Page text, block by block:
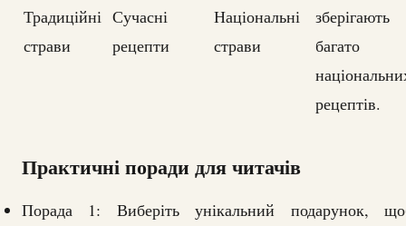
Традиційні
страви
Сучасні
рецепти
Національні
страви
зберігають
багато
рецептів.
Практичні поради для читачів
Порада 1: Виберіть унікальний подарунок,